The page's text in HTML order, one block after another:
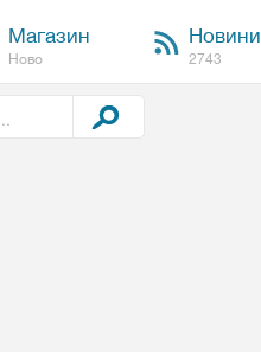
Магазин
Ново
Новини
2743